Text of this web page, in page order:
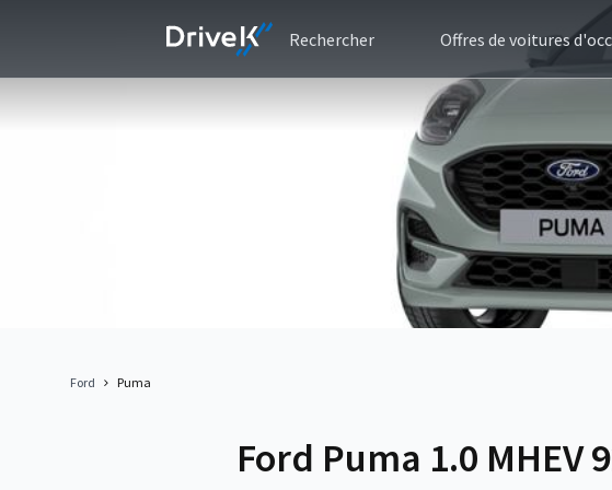
Rechercher Offres de voitures
Ford Puma
Ford Puma 1.0 MHEV